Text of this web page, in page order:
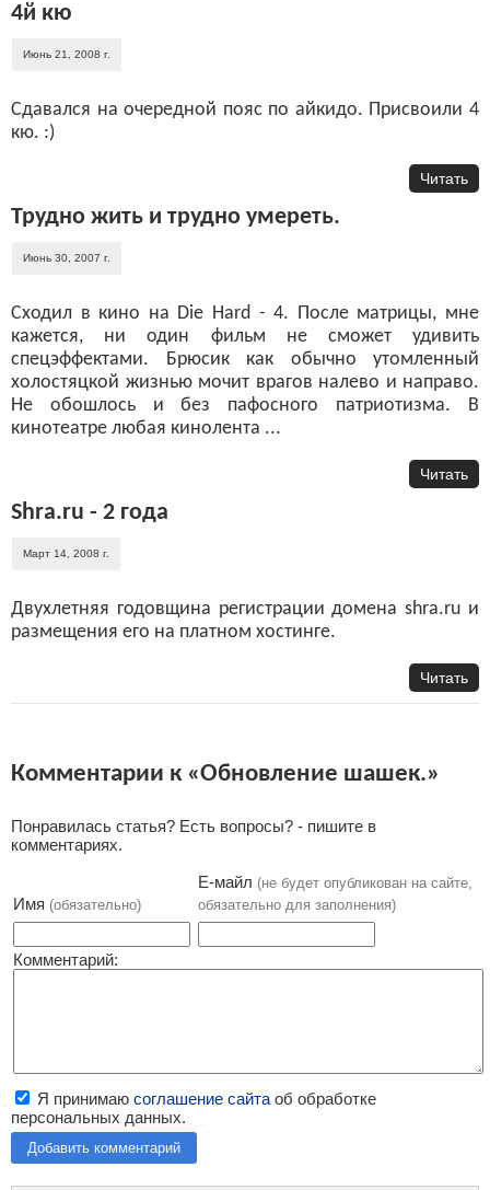
4й кю
Июнь 21, 2008 г.
Сдавался на очередной пояс по айкидо. Присвоили 4
кю. :)
Читать
Трудно жить и трудно умереть.
Июнь 30, 2007 г.
Сходил в кино на Die Hard - 4. После матрицы, мне
кажется, ни один фильм не сможет удивить
спецэффектами. Брюсик как обычно утомленный
холостяцкой жизнью мочит врагов налево и направо.
Не обошлось и без пафосного патриотизма. В
кинотеатре любая кинолента ...
Читать
Shra.ru - 2 года
Март 14, 2008 г.
Двухлетняя годовщина регистрации домена shra.ru и
размещения его на платном хостинге.
Читать
Комментарии к «Обновление шашек.»
Понравилась статья? Есть вопросы? - пишите в
комментариях.
Имя (обязательно)
Е-майл (не будет опубликован на сайте,
обязательно для заполнения)
Комментарий:
Я принимаю соглашение сайта об обработке
персональных данных.
Добавить комментарий